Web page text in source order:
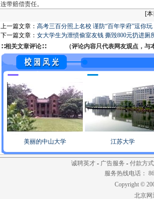
连带赔偿责任。
[本
上一篇文章： 高考三百分照上名校 谨防“百年学府”逗你玩
下一篇文章： 女大学生为泄愤偷室友钱 撕毁800元扔进厕
∷相关文章评论∷ （评论内容只代表网友观点，与本
美丽的中山大学 江苏大学
诚聘英才- 广告服务 - 付款方式
服务热线电话：
Copyright ©
北京